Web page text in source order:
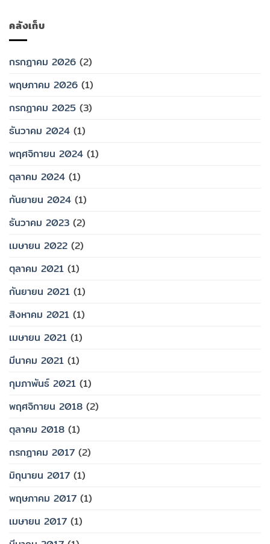
คลังเก็บ
กรกฎาคม 2026 (2)
พฤษภาคม 2026 (1)
กรกฎาคม 2025 (3)
ธันวาคม 2024 (1)
พฤศจิกายน 2024 (1)
ตุลาคม 2024 (1)
กันยายน 2024 (1)
ธันวาคม 2023 (2)
เมษายน 2022 (2)
ตุลาคม 2021 (1)
กันยายน 2021 (1)
สิงหาคม 2021 (1)
เมษายน 2021 (1)
มีนาคม 2021 (1)
กุมภาพันธ์ 2021 (1)
พฤศจิกายน 2018 (2)
ตุลาคม 2018 (1)
กรกฎาคม 2017 (2)
มิถุนายน 2017 (1)
พฤษภาคม 2017 (1)
เมษายน 2017 (1)